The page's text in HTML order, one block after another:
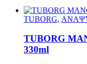
TUBORG,
TUBORG
330ml